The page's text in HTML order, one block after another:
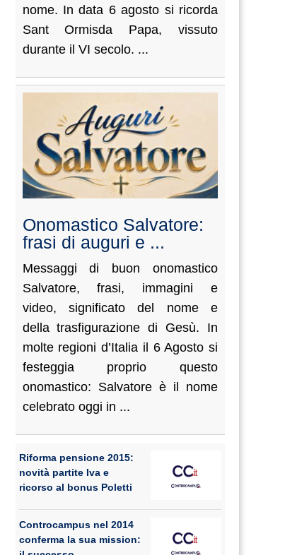
nome. In data 6 agosto si ricorda
Sant Ormisda Papa, vissuto
durante il VI secolo. ...
Onomastico Salvatore:
frasi di auguri e ...
Messaggi di buon onomastico
Salvatore, frasi, immagini e
video, significato del nome e
della trasfigurazione di Gesù. In
molte regioni d’Italia il 6 Agosto si
festeggia proprio questo
onomastico: Salvatore è il nome
celebrato oggi in ...
Riforma pensione 2015:
novità partite Iva e
ricorso al bonus Poletti
Controcampus nel 2014
conferma la sua mission: